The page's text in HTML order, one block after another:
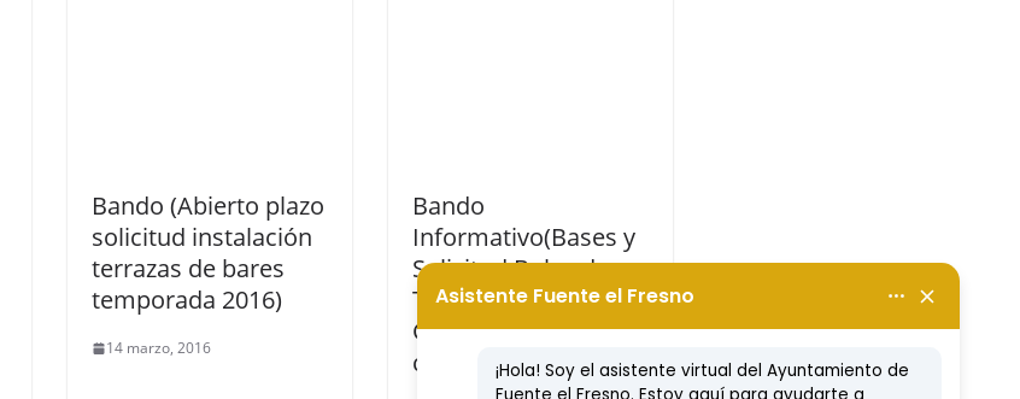
Bando (Abierto plazo
solicitud instalación
terrazas de bares
temporada 2016)
14 marzo, 2016
Bando
Informativo(Bases y
Solicitud Bolsa de
Trabajo Aux
Geriatría-Ayudante
cocina)